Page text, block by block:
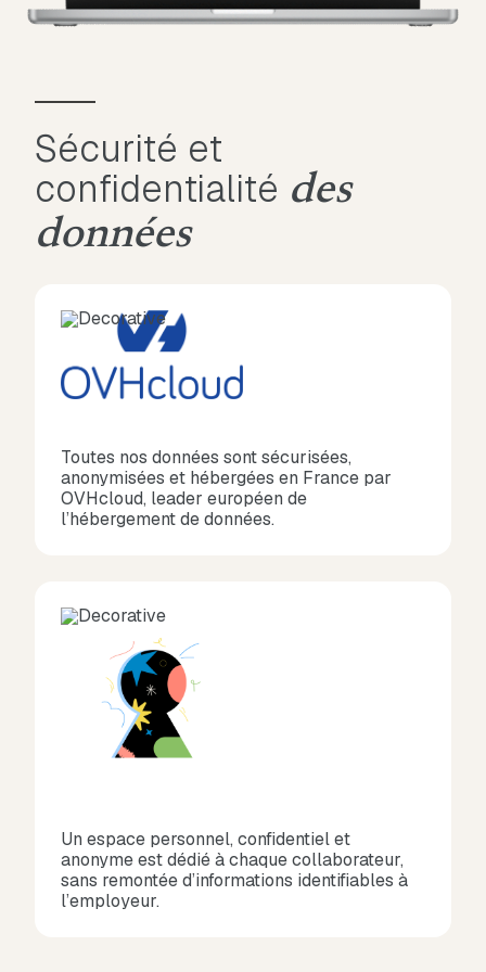
Sécurité et
confidentialité des
données
Toutes nos données sont sécurisées,
anonymisées et hébergées en France par
OVHcloud, leader européen de
l’hébergement de données.
Un espace personnel, confidentiel et
anonyme est dédié à chaque collaborateur,
sans remontée d’informations identifiables à
l’employeur.